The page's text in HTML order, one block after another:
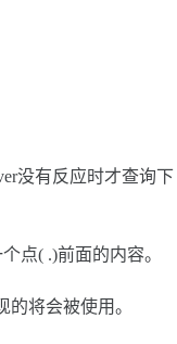
没有反应时才查询下
( .)前面的内容。
将会被使用。